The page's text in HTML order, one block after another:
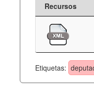
Recursos
Etiquetas: